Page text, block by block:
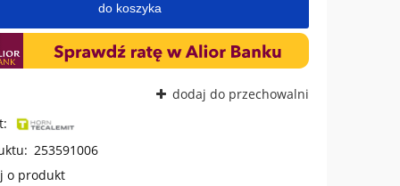
do koszyka
dodaj do przechowalni
253591006
o produkt